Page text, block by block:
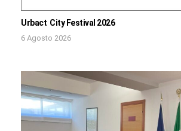
Urbact City Festival 2026
6 Agosto 2026